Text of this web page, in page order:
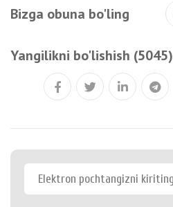
Bizga obuna bo'ling
Yangilikni bo'lishish (5045)